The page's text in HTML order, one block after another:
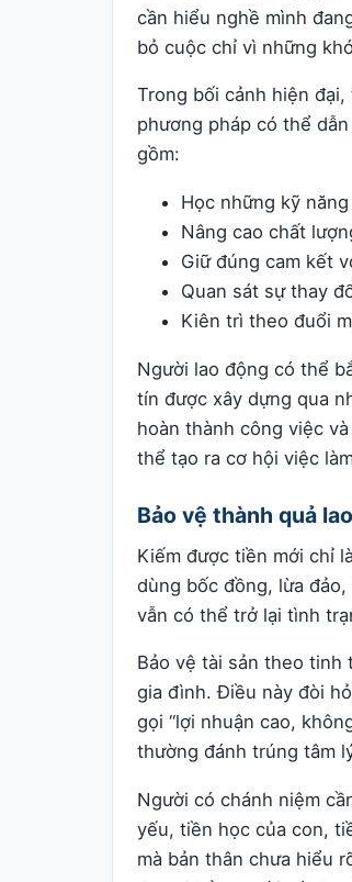
cần hiểu nghề mình
bỏ cuộc chỉ vì những
Trong bối cảnh hiện
phương pháp có thể
gồm:
Học những kỹ
Nâng cao chất
Giữ đúng cam kết
Quan sát sự thay
Kiên trì theo đuổi
Người lao động có thể
tín được xây dựng qua
hoàn thành công việc
thể tạo ra cơ hội việc
Bảo vệ thành quả
Kiếm được tiền mới chỉ
dùng bốc đồng, lừa
vẫn có thể trở lại tình
Bảo vệ tài sản theo tinh
gia đình. Điều này đòi
gọi “lợi nhuận cao,
thường đánh trúng tâm
Người có chánh niệm
yếu, tiền học của con,
mà bản thân chưa hiểu